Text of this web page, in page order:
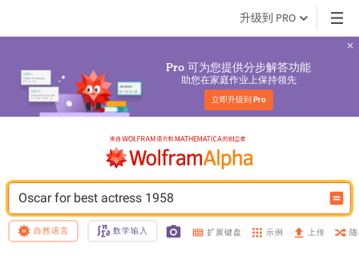
升级到 PRO
Pro 可为您提供分步解答功能
助您在家庭作业上保持领先
立即升级到 Pro
Oscar for best actress 1958
自然语言 数学输入 扩展键盘 示例 上传